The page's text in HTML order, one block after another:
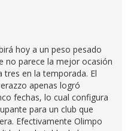
hoy a un peso pesado
no parece la mejor ocasión
tres en la temporada. El
apenas logró
fechas, lo cual configura
para un club que
Efectivamente Olimpo